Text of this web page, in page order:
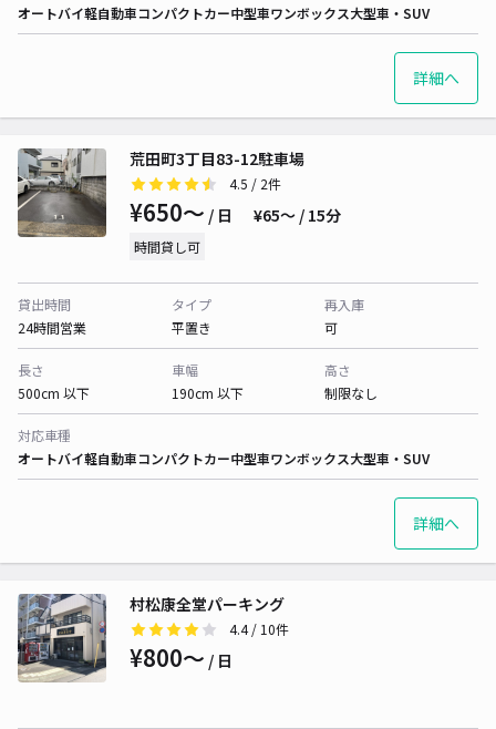
オートバイ軽自動車コンパクトカー中型車ワンボックス大型車・SUV
詳細へ
荒田町3丁目83-12駐車場
4.5 / 2件
¥650〜 / 日 ¥65〜 / 15分
時間貸し可
貸出時間
24時間営業
タイプ
平置き
再入庫
可
長さ
500cm 以下
車幅
190cm 以下
高さ
制限なし
対応車種
オートバイ軽自動車コンパクトカー中型車ワンボックス大型車・SUV
詳細へ
村松康全堂パーキング
4.4/ 10件
¥800〜 / 日